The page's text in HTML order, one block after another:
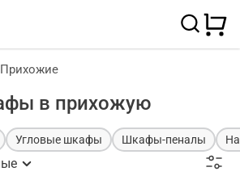
Прихожие
в прихожую
Угловые шкафы Шкафы-пеналы